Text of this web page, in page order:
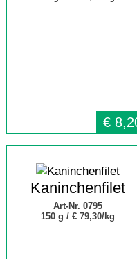
€
Kaninchenfilet
Art-Nr. 0795
150 g / € 79,30/kg